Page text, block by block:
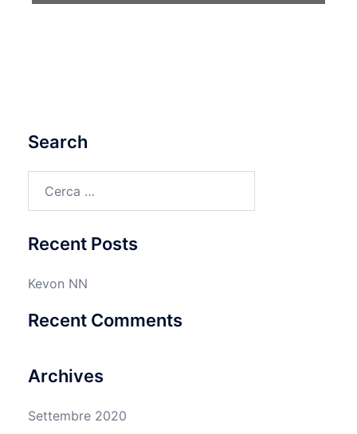
Search
Recent Posts
Kevon NN
Recent Comments
Archives
Settembre 2020